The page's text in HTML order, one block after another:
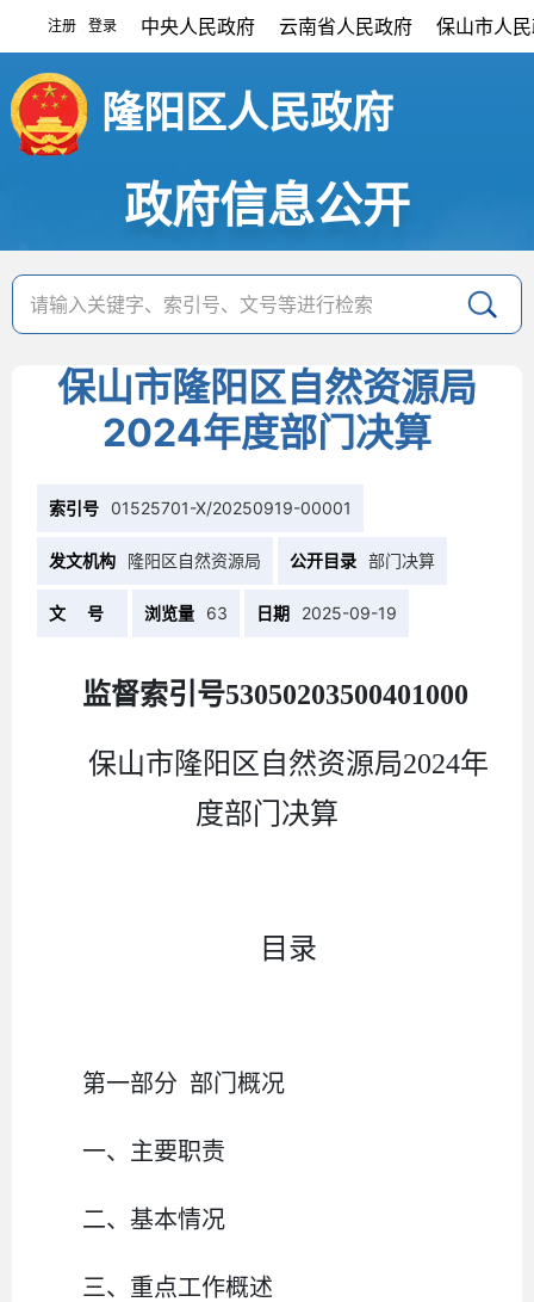
注册 登录 中央人民政府 云南省人民政府 保山市人
隆阳区人民政府
政府信息公开
保山市隆阳区自然资源局
2024年度部门决算
索引号 01525701-X/20250919-00001
发文机构 隆阳区自然资源局 公开目录 部门决算
文 号 浏览量 63 日期 2025-09-19
监督索引号53050203500401000
保山市隆阳区自然资源局2024年
度部门决算
目录
第一部分 部门概况
一、主要职责
二、 基本情况
三、重点工作概述